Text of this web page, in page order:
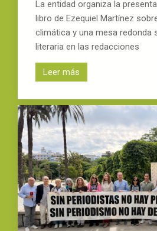
La entidad organiza la
libro de Ezequiel Martínez
climática y una mesa redonda
literaria en las redacciones
Leer más